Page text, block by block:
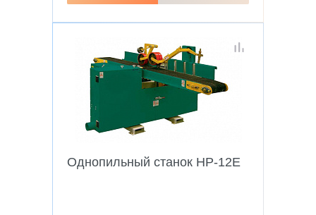
Однопильный станок HP-12E